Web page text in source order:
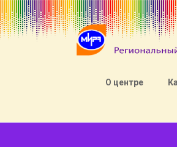
О центре